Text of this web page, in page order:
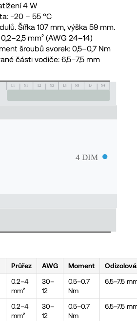
4 W
−20 – 55 °C
Šířka 107 mm, výška 59 mm.
mm² (AWG 24–14)
šroubů svorek: 0,5–0,7 Nm
části vodiče: 6,5–7,5 mm
Průřez AWG Moment
0.2–4
mm²
30–
12
0.5–0.7
Nm
6.5–7.5
0.2–4
mm²
30–
12
0.5–0.7
Nm
6.5–7.5